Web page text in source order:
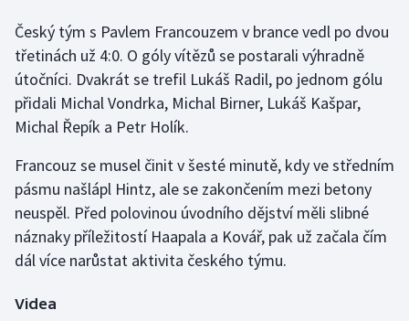
Dostihy
Florbal
Futsal
Golf
Gymnastika
Házená
Jezdectví
Český tým s Pavlem Francouzem v brance vedl po dvou
třetinách už 4:0. O góly vítězů se postarali výhradně
útočníci. Dvakrát se trefil Lukáš Radil, po jednom gólu
přidali Michal Vondrka, Michal Birner, Lukáš Kašpar,
Michal Řepík a Petr Holík.
Francouz se musel činit v šesté minutě, kdy ve středním
pásmu našlápl Hintz, ale se zakončením mezi betony
neuspěl. Před polovinou úvodního dějství měli slibné
náznaky příležitostí Haapala a Kovář, pak už začala čím
dál více narůstat aktivita českého týmu.
Videa